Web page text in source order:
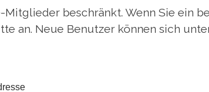
Mitglieder beschränkt. Wenn Sie ein
an. Neue Benutzer können sich